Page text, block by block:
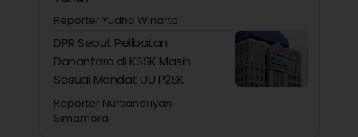
Reporter Yudho Winarto
DPR Sebut Pelibatan
Danantara di KSSK Masih
Sesuai Mandat UU P2SK
Reporter Nurtiandriyani
Simamora